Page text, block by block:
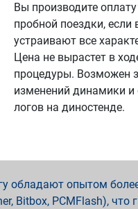
Вы производите
пробной поездки, если
устраивают все
Цена не вырастет в
процедуры. Возможен
изменений динамики и
логов на диностенде.
обладают опытом
Bitbox, PCMFlash),